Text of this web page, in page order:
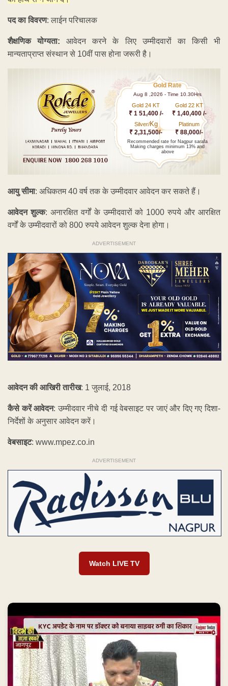
पद का विवरण: लाईन परिचालक
शैक्षणिक योग्यता: आवेदन करने के लिए उम्मीदवारों का किसी भी
मान्यताप्राप्त संस्थान से 10वीं पास होना जरूरी है।
Gold Rate
Aug 8 ,2026 - Time 10.30Hrs
Gold 24 KT
₹ 1 51,400 /-
Gold 22 KT
₹ 1,40,400 /-
Silver/Kg
₹ 2,31,500/-
Platinum
₹ 88,000/-
Recommended rate for Nagpur sarafa
Making charges minimum 13% and
above
आयु सीमा: अधिकतम 40 वर्ष तक के उम्मीदवार आवेदन कर सकते हैं।
आवेदन शुल्क: अनारक्षित वर्गों के उम्मीदवारों को 1000 रुपये और आरक्षित
वर्गों के उम्मीदवारों को 800 रुपये आवेदन शुल्क देना होगा।
ADVERTISEMENT
आवेदन की आखिरी तारीख: 1 जुलाई, 2018
कैसे करें आवेदन: उम्मीदवार नीचे दी गई वेबसाइट पर जाएं और दिए गए दिशा-
निर्देशों के अनुसार आवेदन करें।
वेबसाइट: www.mpez.co.in
ADVERTISEMENT
Watch LIVE TV